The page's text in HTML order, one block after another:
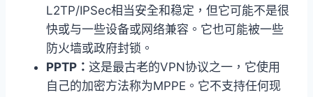
L2TP/IPSec相当安全和稳定，但它可能不是很
快或与一些设备或网络兼容。它也可能被一些
防火墙或政府封锁。
PPTP： 这是最古老的VPN协议之一，它使用
自己的加密方法称为MPPE。它不支持任何现